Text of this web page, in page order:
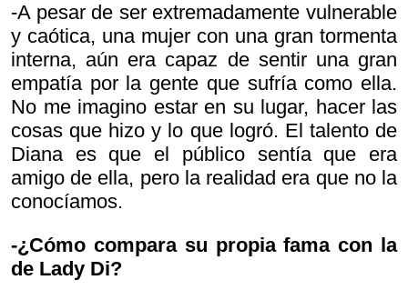
-A pesar de ser extremadamente vulnerable
y caótica, una mujer con una gran tormenta
interna, aún era capaz de sentir una gran
empatía por la gente que sufría como ella.
No me imagino estar en su lugar, hacer las
cosas que hizo y lo que logró. El talento de
Diana es que el público sentía que era
amigo de ella, pero la realidad era que no la
conocíamos.
-¿Cómo compara su propia fama con la
de Lady Di?